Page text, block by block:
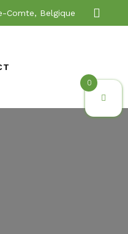
Comte, Belgique
0